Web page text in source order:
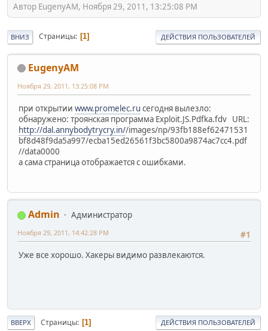
Автор EugenyAM, Ноября 29, 2011, 13:25:08 PM
ВНИЗ Страницы 1 ДЕЙСТВИЯ ПОЛЬЗОВАТЕЛЕЙ
EugenyAM
Ноября 29, 2011, 13:25:08 PM
при открытии www.promelec.ru сегодня вылезло:
обнаружено: троянская программа Exploit.JS.Pdfka.fdv URL:
http://dal.annybodytrycry.in//images/np/93fb188ef62471531
bf8d48f9da5a997/ecba15ed26561f3bc5800a9874ac7cc4.pdf
//data0000
а сама страница отображается с ошибками.
Admin
Администратор
#1
Ноября 29, 2011, 14:42:28 PM
Уже все хорошо. Хакеры видимо развлекаются.
ВВЕРХ Страницы 1 ДЕЙСТВИЯ ПОЛЬЗОВАТЕЛЕЙ